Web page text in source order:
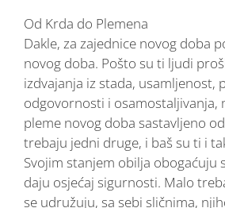
Od Krda do Plemena
Dakle, za zajednice novog doba
novog doba. Pošto su ti ljudi
izdvajanja iz stada, usamljenost,
odgovornosti i osamostaljivanja,
pleme novog doba sastavljeno
trebaju jedni druge, i baš su ti i
Svojim stanjem obilja obogaćuju
daju osjećaj sigurnosti. Malo
se udružuju, sa sebi sličnima,